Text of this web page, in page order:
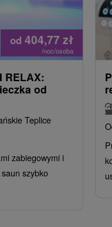
od 404,77zł
/noc/osoba
RELAX:
od
Teplice
zabiegowymi i
szybko